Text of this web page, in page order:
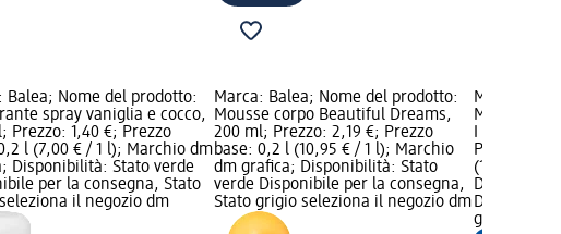
Balea; Nome del prodotto:
spray vaniglia e cocco,
Prezzo: 1,40 €; Prezzo
l (7,00 € / 1 l); Marchio dm
Disponibilità: Stato verde
per la consegna, Stato
il negozio dm
Marca: Balea; Nome del prodotto:
Mousse corpo Beautiful Dreams,
200 ml; Prezzo: 2,19 €; Prezzo
base: 0,2 l (10,95 € / 1 l); Marchio
dm grafica; Disponibilità: Stato
verde Disponibile per la consegna,
Stato grigio seleziona il negozio dm
Marca:
Mousse
Prezzo:
(11,25 € / 1
Disponibile
grigio